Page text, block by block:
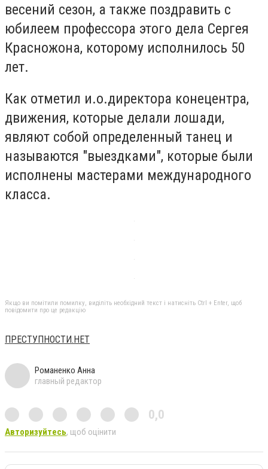
весений сезон, а также поздравить с
юбилеем профессора этого дела Сергея
Красножона, которому исполнилось 50
лет.
Как отметил и.о.директора конецентра,
движения, которые делали лошади,
являют собой определенный танец и
называются "выездками", которые были
исполнены мастерами международного
класса.
Якщо ви помітили помилку, виділіть необхідний текст і натисніть Ctrl + Enter, щоб
повідомити про це редакцію
ПРЕСТУПНОСТИ.НЕТ
Романенко Анна
главный редактор
0,0
Авторизуйтесь, щоб оцінити